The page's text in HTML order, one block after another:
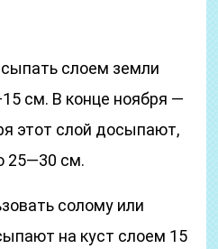
слоем земли
см. В конце ноября —
этот слой досыпают,
25—30 см.
солому или
на куст слоем 15